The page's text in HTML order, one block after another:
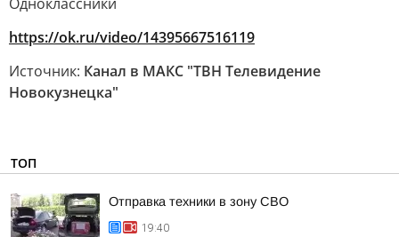
https://ok.ru/video/14395667516119
Источник: Канал в МАКС "ТВН Телевидение
Новокузнецка"
ТОП
Отправка техники в зону СВО
19:40